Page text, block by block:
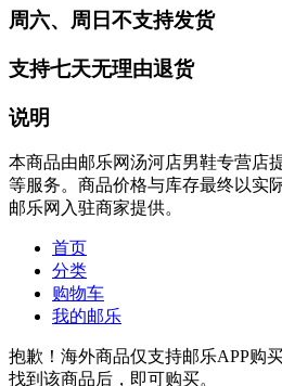
周六、周日不支持发货
支持七天无理由退货
说明
本商品由邮乐网汤河店男鞋专营店
等服务。商品价格与库存最终以实
邮乐网入驻商家提供。
首页
分类
购物车
我的邮乐
抱歉！海外商品仅支持邮乐APP购
找到该商品后，即可购买。